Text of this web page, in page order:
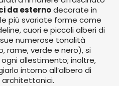
da esternodecorate in
più svariate forme come
cuori e piccoli alberi di
numerose tonalità
rame, verde e nero), si
allestimento; inoltre,
intorno all’albero di